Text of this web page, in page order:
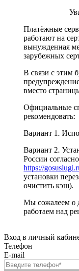
Платёжные
работают на
вынужденная
зарубежных
В связи с этим
вместо
Официальные
рекомендовать:
Вариант 1.
Вариант 2.
России
https://
установки
очистить кэш).
Мы сожалеем о
работаем над
Вход в личный
Телефон
E-mail